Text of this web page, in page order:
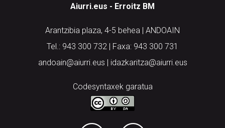
Aiurri.eus - Erroitz BM
Arantzibia plaza, 4-5 behea | ANDOAIN
Tel.: 943 300 732 | Faxa: 943 300 731
andoain@aiurri.eus | idazkaritza@aiurri.eus
Codesyntaxek garatua